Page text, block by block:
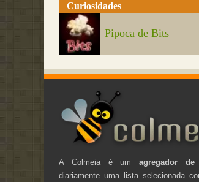
Curiosidades
Pipoca de Bits
A Colmeia é umagregador de
diariamente uma lista selecionada